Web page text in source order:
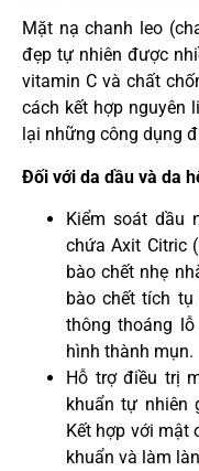
Mặt nạ chanh leo
đẹp tự nhiên được
vitamin C và chất
cách kết hợp nguyên
lại những công dụng
Đối với da dầu và da
Kiểm soát dầu
chứa Axit Citric
bào chết nhẹ
bào chết tích
thông thoáng
hình thành mụn.
Hỗ trợ điều trị
khuẩn tự nhiên
Kết hợp với mật
khuẩn và làm